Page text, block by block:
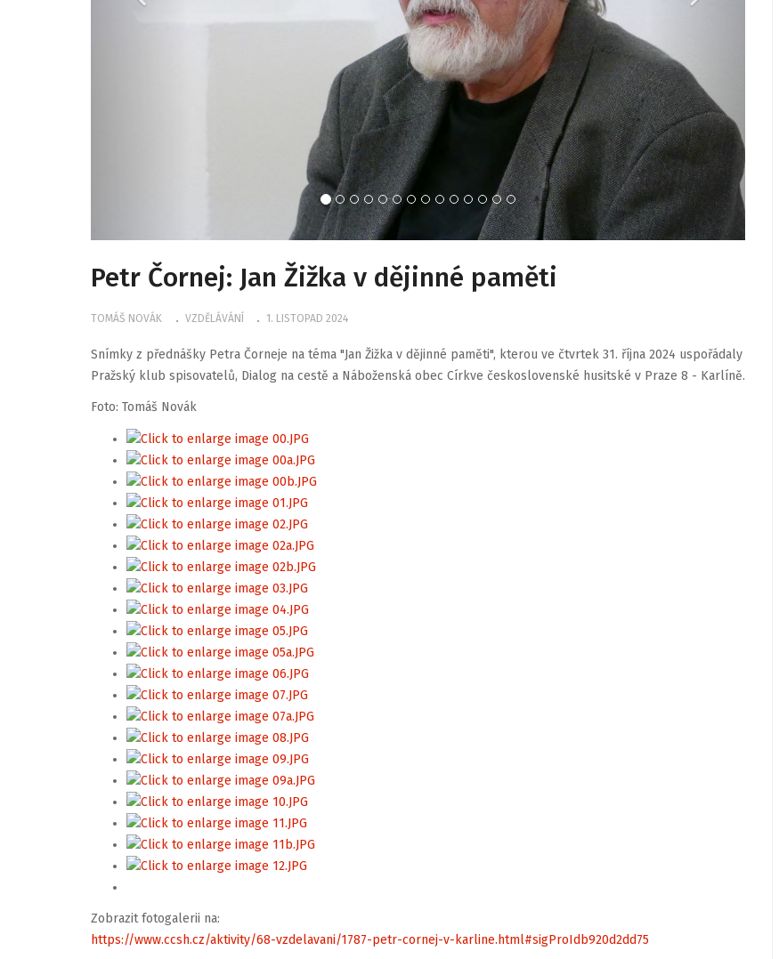
Petr Čornej: Jan Žižka v dějinné paměti
TOMÁŠ NOVÁK VZDĚLÁVÁNÍ 1. LISTOPAD 2024
Snímky z přednášky Petra Čorneje na téma "Jan Žižka v dějinné paměti", kterou ve čtvrtek 31. října 2024 uspořádaly
Pražský klub spisovatelů, Dialog na cestě a Náboženská obec Církve československé husitské v Praze 8 - Karlíně.
Foto: Tomáš Novák
Zobrazit fotogalerii na:
https://www.ccsh.cz/aktivity/68-vzdelavani/1787-petr-cornej-v-karline.html#sigProIdb920d2dd75